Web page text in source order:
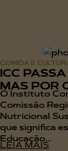
COMIDA E
ICC
MAS POR
O Instituto
Comissão
Nutricional
que significa
Educação...
LEIA MAIS